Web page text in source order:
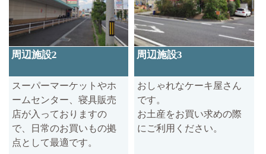
周辺施設2
スーパーマーケットやホ
ームセンター、寝具販売
店が入っておりますの
で、日常のお買いもの拠
点として最適です。
周辺施設3
おしゃれなケーキ屋さん
です。
お土産をお買い求めの際
にご利用ください。